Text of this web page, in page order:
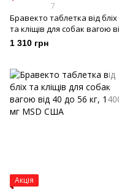
7
Бравекто таблетка від бліх
та кліщів для собак вагою
20 до 40 кг, 1000 мг
1 310 грн
Акція